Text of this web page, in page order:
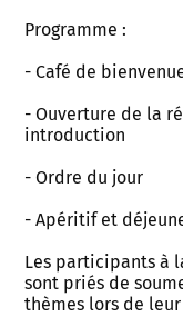
Programme :
- Café de
- Ouverture de la
introduction
- Ordre du jour
- Apéritif et
Les participants à
sont priés de
thèmes lors de